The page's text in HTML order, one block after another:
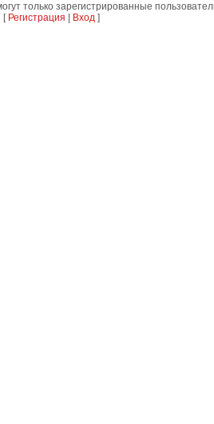
только зарегистрированные
[ Регистрация Вход]